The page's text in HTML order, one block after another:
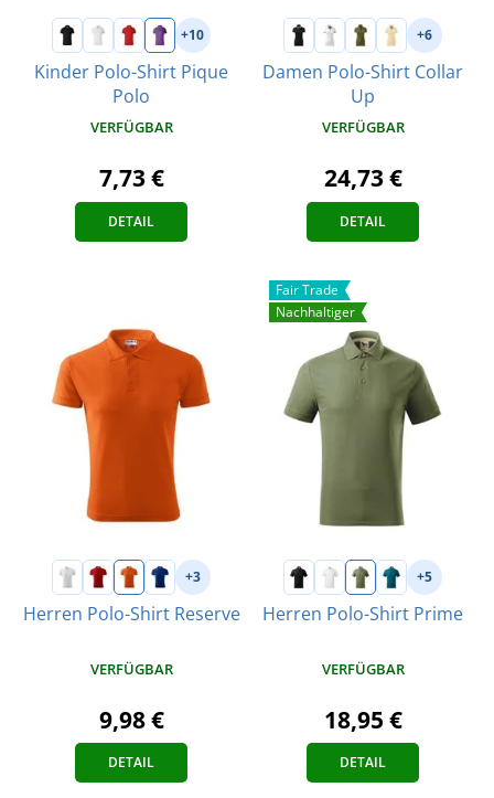
+10
Kinder Polo-Shirt Pique
Polo
VERFÜGBAR
7,73 €
DETAIL
+6
Damen Polo-Shirt Collar
Up
VERFÜGBAR
24,73 €
DETAIL
+3
Herren Polo-Shirt Reserve
VERFÜGBAR
9,98 €
DETAIL
Fair Trade
Nachhaltiger
+5
Herren Polo-Shirt Prime
VERFÜGBAR
18,95 €
DETAIL